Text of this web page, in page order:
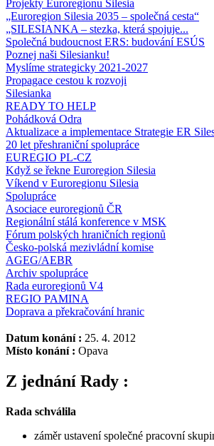
Projekty Euroregionu Silesia
„Euroregion Silesia 2035 – společná cesta“
„SILESIANKA – stezka, která spojuje...
Společná budoucnost ERS: budování ESÚS
Poznej naši Silesianku!
Myslíme strategicky 2021-2027
Propagace cestou k rozvoji
Silesianka
READY TO HELP
Pohádková Odra
Aktualizace a implementace Strategie ER
20 let přeshraniční spolupráce
EUREGIO PL-CZ
Když se řekne Euroregion Silesia
Víkend v Euroregionu Silesia
Spolupráce
Asociace euroregionů ČR
Regionální stálá konference v MSK
Fórum polských hraničních regionů
Česko-polská mezivládní komise
AGEG/AEBR
Archiv spolupráce
Rada euroregionů V4
REGIO PAMINA
Doprava a překračování hranic
Datum konání : 25. 4. 2012
Místo konání : Opava
Z jednání Rady :
Rada schválila
záměr ustavení společné pracovní